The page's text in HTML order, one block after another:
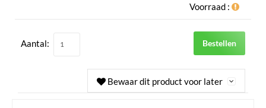
Voorraad :
Aantal: Bestellen
Bewaar dit product voor later